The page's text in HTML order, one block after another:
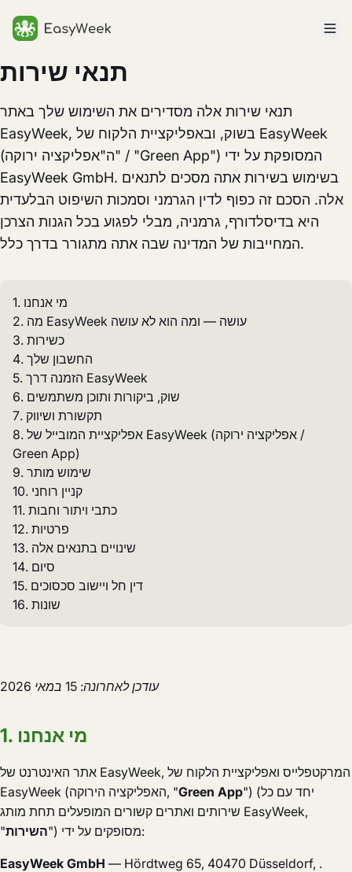
תנאי שירות
תנאי שירות אלה מסדירים את השימוש שלך באתר
EasyWeek, בשוק, ובאפליקציית הלקוח של EasyWeek
(ה"אפליקציה ירוקה" / "Green App") המסופקת על ידי
EasyWeek GmbH. בשימוש בשירות אתה מסכים לתנאים
אלה. הסכם זה כפוף לדין הגרמני וסמכות השיפוט הבלעדית
היא בדיסלדורף, גרמניה, מבלי לפגוע בכל הגנות הצרכן
המחייבות של המדינה שבה אתה מתגורר בדרך כלל.
1. מי אנחנו
2. מה EasyWeek עושה — ומה הוא לא עושה
3. כשירות
4. החשבון שלך
5. הזמנה דרך EasyWeek
6. שוק, ביקורות ותוכן משתמשים
7. תקשורת ושיווק
8. אפליקציית המובייל של EasyWeek (אפליקציה ירוקה /
Green App)
9. שימוש מותר
10. קניין רוחני
11. כתבי ויתור וחבות
12. פרטיות
13. שינויים בתנאים אלה
14. סיום
15. דין חל ויישוב סכסוכים
16. שונות
עודכן לאחרונה: 15 במאי 2026
1. מי אנחנו
אתר האינטרנט של EasyWeek, המרקטפלייס ואפליקציית הלקוח של
EasyWeek (האפליקציה הירוקה, "Green App") (יחד עם כל
שירותים ואתרים קשורים המופעלים תחת מותג EasyWeek,
"השירות ") מסופקים על ידי:
EasyWeek GmbH — Hördtweg 65, 40470 Düsseldorf, .